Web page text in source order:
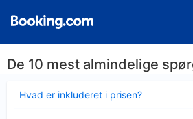
De 10 mest almindelige
Hvad er inkluderet i prisen?